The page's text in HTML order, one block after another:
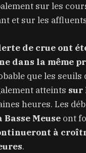
sur les
et sur les
de crue ont
dans la même
que les seuils
atteints sur
heures. Les
Meuse ont
à
.